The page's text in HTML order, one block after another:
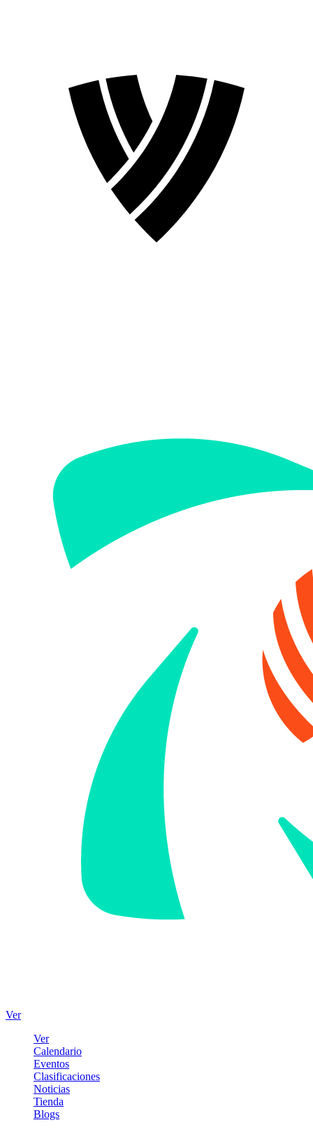
Ver
Ver
Calendario
Eventos
Clasificaciones
Noticias
Tienda
Blogs